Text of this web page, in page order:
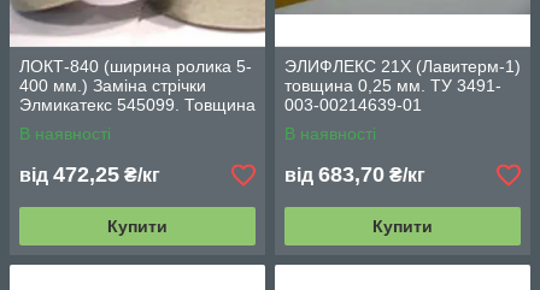
ЛОКТ-840 (ширина ролика 5-
400 мм.) Заміна стрічки
Элмикатекс 545099. Товщина
і 0,17 0,16
В наявності
від 472,25 ₴/кг
Купити
ЭЛИФЛЕКС 21Х (Лавитерм-1)
товщина 0,25 мм. ТУ 3491-
003-00214639-01
В наявності
від 683,70 ₴/кг
Купити